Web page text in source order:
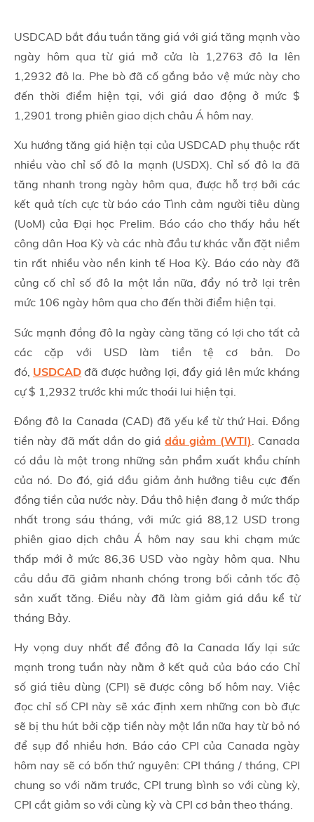
USDCAD bắt đầu tuần tăng giá với giá tăng mạnh vào
ngày hôm qua từ giá mở cửa là 1,2763 đô la lên
1,2932 đô la. Phe bò đã cố gắng bảo vệ mức này cho
đến thời điểm hiện tại, với giá dao động ở mức $
1,2901 trong phiên giao dịch châu Á hôm nay.
Xu hướng tăng giá hiện tại của USDCAD phụ thuộc rất
nhiều vào chỉ số đô la mạnh (USDX). Chỉ số đô la đã
tăng nhanh trong ngày hôm qua, được hỗ trợ bởi các
kết quả tích cực từ báo cáo Tình cảm người tiêu dùng
(UoM) của Đại học Prelim. Báo cáo cho thấy hầu hết
công dân Hoa Kỳ và các nhà đầu tư khác vẫn đặt niềm
tin rất nhiều vào nền kinh tế Hoa Kỳ. Báo cáo này đã
củng cố chỉ số đô la một lần nữa, đẩy nó trở lại trên
mức 106 ngày hôm qua cho đến thời điểm hiện tại.
Sức mạnh đồng đô la ngày càng tăng có lợi cho tất cả
các cặp với USD làm tiền tệ cơ bản. Do
đó, USDCAD đã được hưởng lợi, đẩy giá lên mức kháng
cự $ 1,2932 trước khi mức thoái lui hiện tại.
Đồng đô la Canada (CAD) đã yếu kể từ thứ Hai. Đồng
tiền này đã mất dần do giá dầu giảm (WTI) . Canada
có dầu là một trong những sản phẩm xuất khẩu chính
của nó. Do đó, giá dầu giảm ảnh hưởng tiêu cực đến
đồng tiền của nước này. Dầu thô hiện đang ở mức thấp
nhất trong sáu tháng, với mức giá 88,12 USD trong
phiên giao dịch châu Á hôm nay sau khi chạm mức
thấp mới ở mức 86,36 USD vào ngày hôm qua. Nhu
cầu dầu đã giảm nhanh chóng trong bối cảnh tốc độ
sản xuất tăng. Điều này đã làm giảm giá dầu kể từ
tháng Bảy.
Hy vọng duy nhất để đồng đô la Canada lấy lại sức
mạnh trong tuần này nằm ở kết quả của báo cáo Chỉ
số giá tiêu dùng (CPI) sẽ được công bố hôm nay. Việc
đọc chỉ số CPI này sẽ xác định xem những con bò đực
sẽ bị thu hút bởi cặp tiền này một lần nữa hay từ bỏ nó
để sụp đổ nhiều hơn. Báo cáo CPI của Canada ngày
hôm nay sẽ có bốn thứ nguyên: CPI tháng / tháng, CPI
chung so với năm trước, CPI trung bình so với cùng kỳ,
CPI cắt giảm so với cùng kỳ và CPI cơ bản theo tháng.